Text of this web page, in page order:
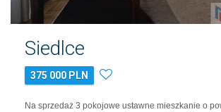
Siedlce
375 000 PLN
Na sprzedaż 3 pokojowe ustawne mieszkanie o